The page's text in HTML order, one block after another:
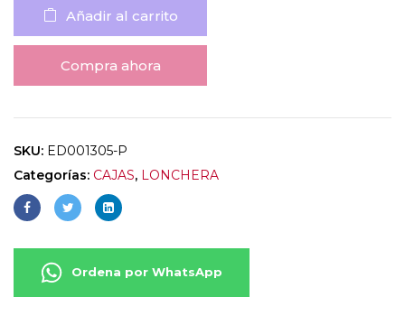
Añadir al carrito
Compra ahora
SKU: ED001305-P
Categorías: CAJAS, LONCHERA
Ordena por WhatsApp